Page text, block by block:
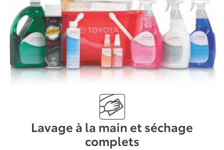
Lavage à la main et séchage
complets